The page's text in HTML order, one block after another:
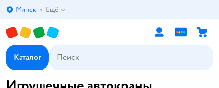
Выбор адреса доставки.
Минск Ещё
Каталог